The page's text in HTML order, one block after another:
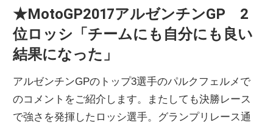
バ
ク
★MotoGP2017アルゼンチンGP 2
位ロッシ「チームにも自分にも良い
結果になった」
アルゼンチンGPのトップ3選手のパルクフェルメで
のコメントをご紹介します。またしても決勝レース
で強さを発揮したロッシ選手。グランプリレース通